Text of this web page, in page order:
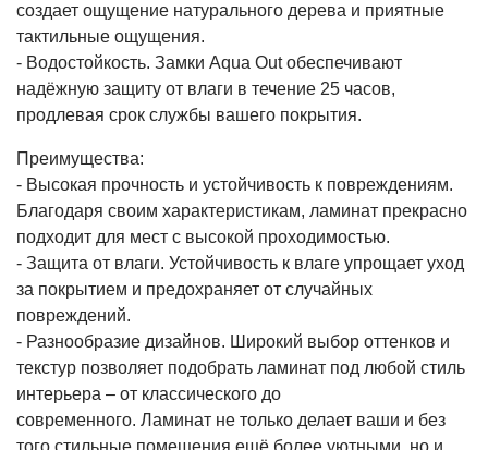
создает ощущение натурального дерева и приятные
тактильные ощущения.
- Водостойкость. Замки Aqua Out обеспечивают
надёжную защиту от влаги в течение 25 часов,
продлевая срок службы вашего покрытия.
Преимущества:
- Высокая прочность и устойчивость к повреждениям.
Благодаря своим характеристикам, ламинат прекрасно
подходит для мест с высокой проходимостью.
- Защита от влаги. Устойчивость к влаге упрощает уход
за покрытием и предохраняет от случайных
повреждений.
- Разнообразие дизайнов. Широкий выбор оттенков и
текстур позволяет подобрать ламинат под любой стиль
интерьера – от классического до
современного. Ламинат не только делает ваши и без
того стильные помещения ещё более уютными, но и